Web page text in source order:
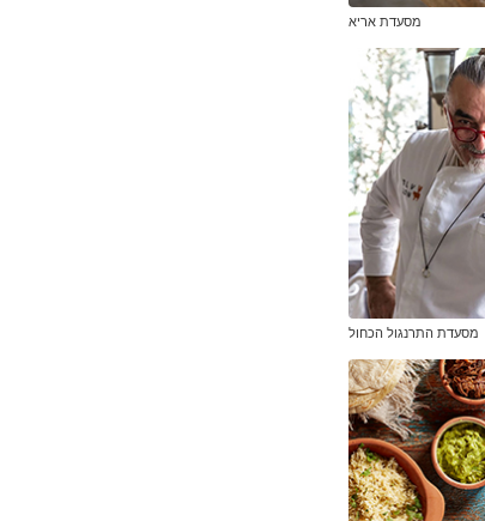
מסעדת אריא
מסעדת התרנגול הכחול